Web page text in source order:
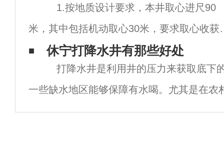
的安全距
1.按地质设计要求，本井取心进尺90
米，其中包括机动取心30米，要求取心收获
达到90%，裂缝发育段不低于85%，所以必
精选取心工具，优化取心措施。 2.
休宁打降水井有那些好处
打降水井是利用井的压力来获取底下
一些缺水地区能够保障有水喝。尤其是在农
几乎成了普遍的状态，因为很多的自来水或